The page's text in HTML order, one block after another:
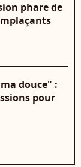
phare de
douce" :
pour